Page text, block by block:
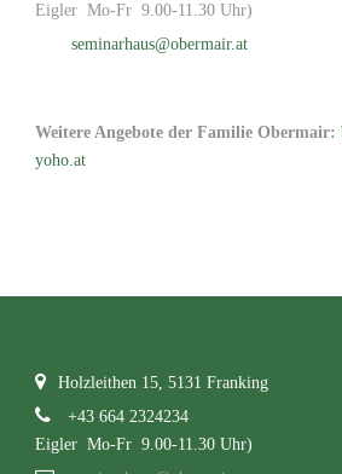
Eigler Mo-Fr 9.00-11.30 Uhr)
seminarhaus@obermair.at
Weitere Angebote der Familie Obermair:
yoho.at
Holzleithen 15, 5131 Franking
+43 664
Eigler Mo-Fr 9.00-11.30 Uhr)